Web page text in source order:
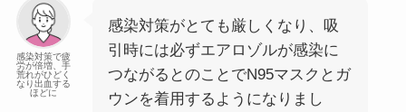
感染対策で疲
労が倍増、手
荒れがひどく
なり出血する
ほどに
感染対策がとても厳しくなり、吸
引時には必ずエアロゾルが感染に
つながるとのことでN95マスクとガ
ウンを着用するようになりまし